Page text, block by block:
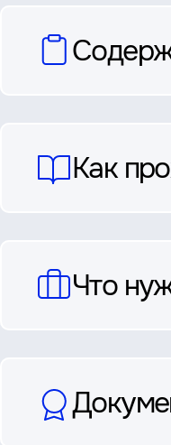
вопросы
Как
Что